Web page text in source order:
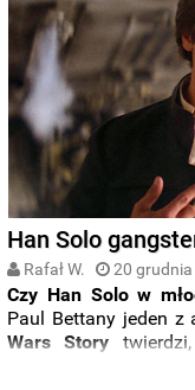
Han Solo
Rafał W. 20 grudnia
Czy Han Solo w
Paul Bettany jeden z
Wars Story